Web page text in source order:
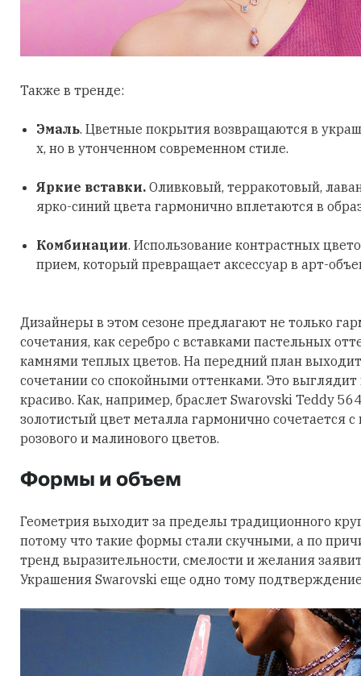
Также в тренде:
Эмаль. Цветные покрытия возвращаются в
х, но в утонченном современном стиле.
Яркие вставки. Оливковый, терракотовый,
ярко-синий цвета гармонично вплетаются в
Комбинации. Использование контрастных
прием, который превращает аксессуар в арт-
Дизайнеры в этом сезоне предлагают не только
сочетания, как серебро с вставками пастельных
камнями теплых цветов. На передний план
сочетании со спокойными оттенками. Это
красиво. Как, например, браслет Swarovski Teddy
золотистый цвет металла гармонично сочетается
розового и малинового цветов.
Формы и объем
Геометрия выходит за пределы традиционного
потому что такие формы стали скучными, а по
тренд выразительности, смелости и желания
Украшения Swarovski еще одно тому